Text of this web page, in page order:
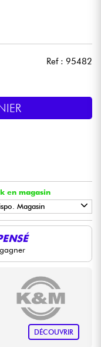
Ref : 95482
en magasin
Magasin
MusicBORDEAUX
SMusic
MusicBRUXELLES
MusicLYON
TOULOUSE
DÉCOUVRIR